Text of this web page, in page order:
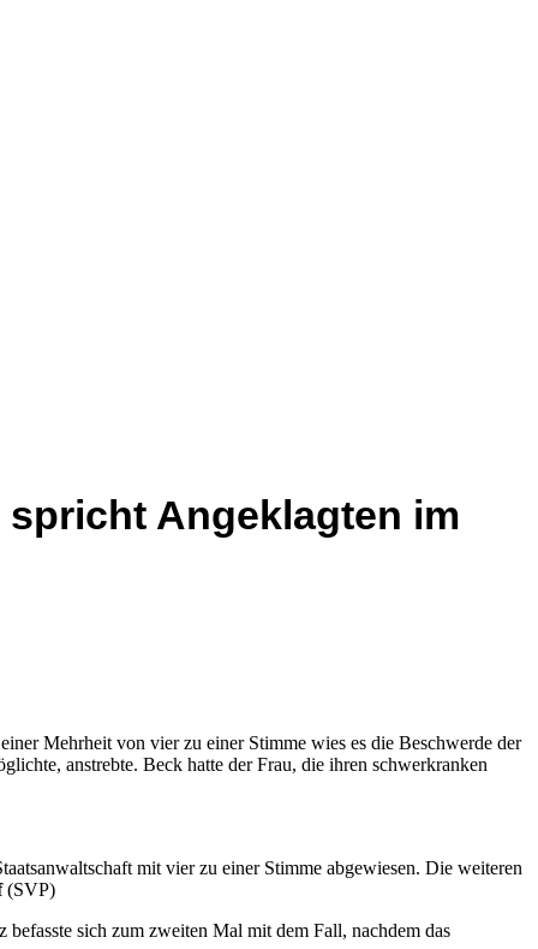
Angeklagten im
Mehrheit von vier zu einer Stimme wies es die Beschwerde der
anstrebte. Beck hatte der Frau, die ihren schwerkranken
mit vier zu einer Stimme abgewiesen. Die weiteren
(SVP)
sich zum zweiten Mal mit dem Fall, nachdem das